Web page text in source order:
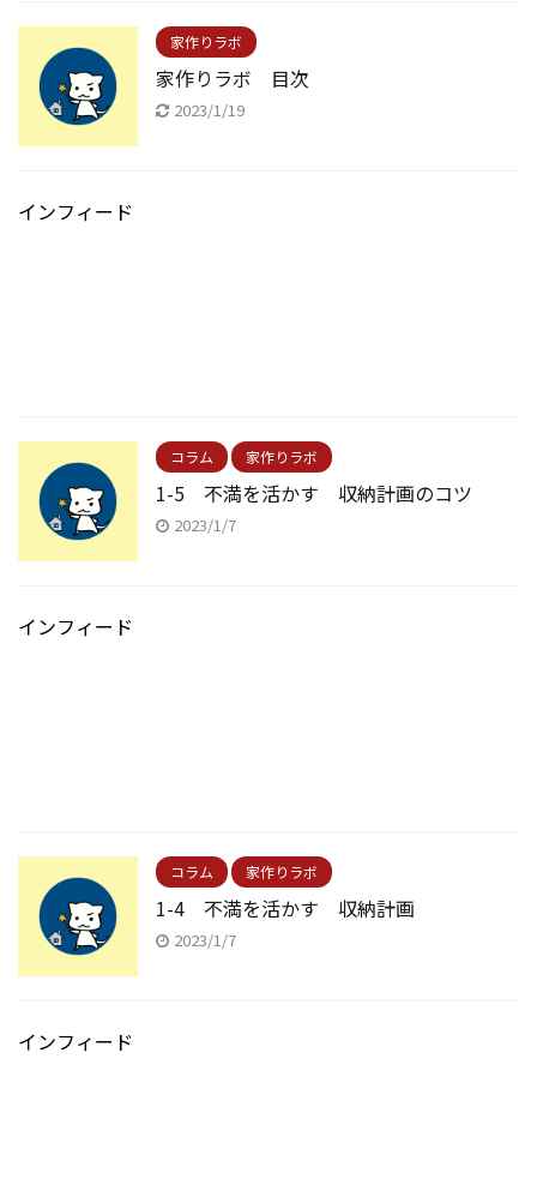
家作りラボ
家作りラボ 目次
2023/1/19
インフィード
コラム 家作りラボ
1-5 不満を活かす 収納計画のコツ
2023/1/7
インフィード
コラム 家作りラボ
1-4 不満を活かす 収納計画
2023/1/7
インフィード